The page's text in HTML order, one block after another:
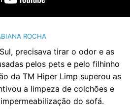
ROCHA
precisava tirar o odor e as
pelos pets e pelo filhinho
da TM Hiper Limp superou as
a limpeza de colchões e
do sofá.